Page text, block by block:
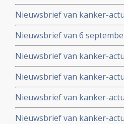
Nieuwsbrief van kanker-
Nieuwsbrief van 6
Nieuwsbrief van kanker-
Nieuwsbrief van kanker-
Nieuwsbrief van kanker-
Nieuwsbrief van kanker-